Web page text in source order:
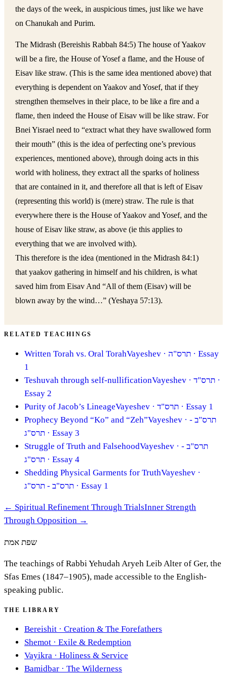
the days of the week, in auspicious times, just like we have
on Chanukah and Purim.
The Midrash (Bereishis Rabbah 84:5) The house of Yaakov
will be a fire, the House of Yosef a flame, and the House of
Eisav like straw. (This is the same idea mentioned above) that
everything is dependent on Yaakov and Yosef, that if they
strengthen themselves in their place, to be like a fire and a
flame, then indeed the House of Eisav will be like straw. For
Bnei Yisrael need to “extract what they have swallowed form
their mouth” (this is the idea of perfecting one’s previous
experiences, mentioned above), through doing acts in this
world with holiness, they extract all the sparks of holiness
that are contained in it, and therefore all that is left of Eisav
(representing this world) is (mere) straw. The rule is that
everywhere there is the House of Yaakov and Yosef, and the
house of Eisav like straw, as above (ie this applies to
everything that we are involved with).
This therefore is the idea (mentioned in the Midrash 84:1)
that yaakov gathering in himself and his children, is what
saved him from Eisav And “All of them (Eisav) will be
blown away by the wind…” (Yeshaya 57:13).
RELATED TEACHINGS
Written Torah vs. Oral TorahVayeshev · תרס"ה · Essay
1
Teshuvah through self-nullificationVayeshev · תרס"ד ·
Essay 2
Purity of Jacob’s LineageVayeshev · תרס"ד · Essay 1
Prophecy Beyond “Ko” and “Zeh”Vayeshev · תרס"ב -
תרס"ג · Essay 3
Struggle of Truth and FalsehoodVayeshev · תרס"ב -
תרס"ג · Essay 4
Shedding Physical Garments for TruthVayeshev ·
תרס"ב - תרס"ג · Essay 1
← Spiritual Refinement Through TrialsInner Strength
Through Opposition →
שפת אמת
The teachings of Rabbi Yehudah Aryeh Leib Alter of Ger, the
Sfas Emes (1847–1905), made accessible to the English-
speaking public.
THE LIBRARY
Bereishit · Creation & The Forefathers
Shemot · Exile & Redemption
Vayikra · Holiness & Service
Bamidbar · The Wilderness